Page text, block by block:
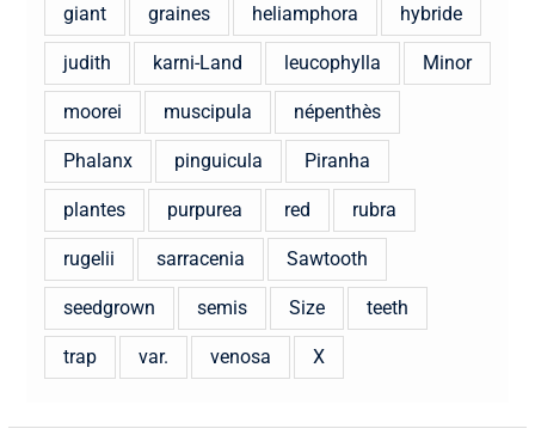
giant graines heliamphora hybride
judith karni-Land leucophylla Minor
moorei muscipula népenthès
Phalanx pinguicula Piranha
plantes purpurea red rubra
rugelii sarracenia Sawtooth
seedgrown semis Size teeth
trap var. venosa X